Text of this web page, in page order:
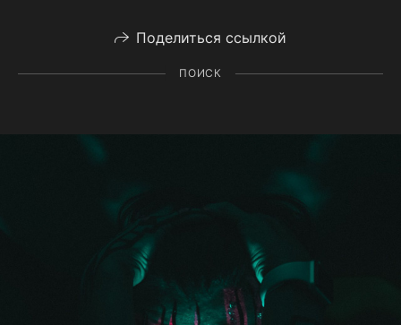
Поделиться ссылкой
ПОИСК